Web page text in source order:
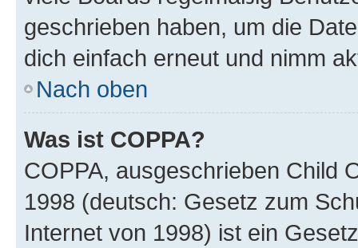
geschrieben haben, um die
dich einfach erneut und nimm
Nach oben
Was ist COPPA?
COPPA, ausgeschrieben Child
1998 (deutsch: Gesetz zum
Internet von 1998) ist ein